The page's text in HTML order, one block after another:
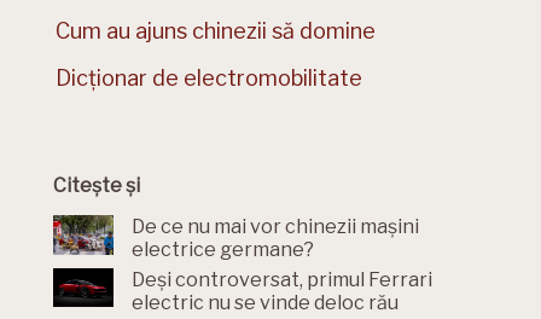
Cum au ajuns chinezii să domine
Dicționar de electromobilitate
Citește și
De ce nu mai vor chinezii mașini
electrice germane?
Deși controversat, primul Ferrari
electric nu se vinde deloc rău